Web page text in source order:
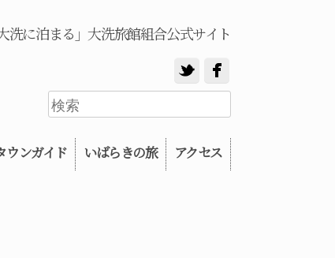
ウンガイド いばらきの旅 アクセス
洗に泊まる」大洗旅館組合公式サイト